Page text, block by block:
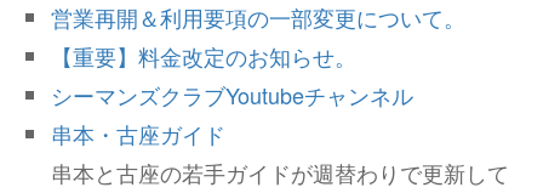
営業再開＆利用要項の一部変更について。
【重要】料金改定のお知らせ。
シーマンズクラブYoutubeチャンネル
串本・古座ガイド
串本と古座の若手ガイドが週替わりで更新して